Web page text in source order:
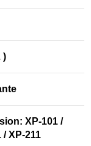
)
XP-101 /
/ XP-211